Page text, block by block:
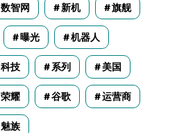
数智网 新机 旗舰
曝光 机器人
科技 系列 美国
荣耀 谷歌 运营商
魅族